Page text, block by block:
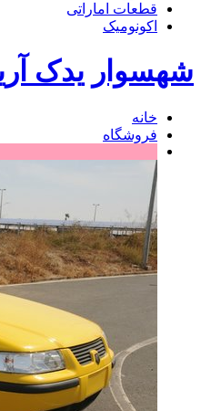
قطعات اماراتی
اکونومیک
شهسوار یدک
خانه
فروشگاه